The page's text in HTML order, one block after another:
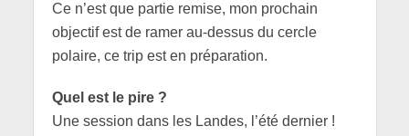
Ce n’est que partie remise, mon prochain
objectif est de ramer au-dessus du cercle
polaire, ce trip est en préparation.
Quel est le pire ?
Une session dans les Landes, l’été dernier !